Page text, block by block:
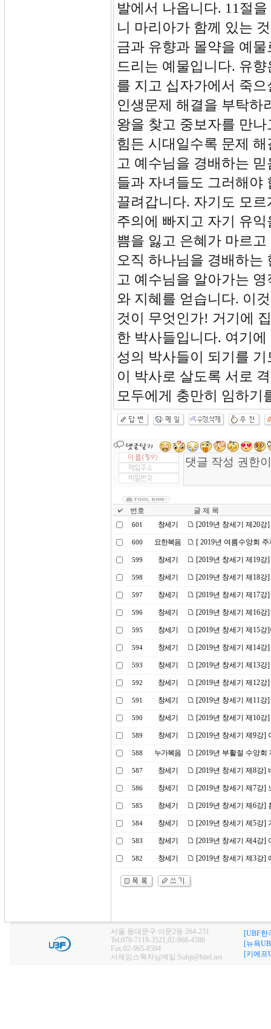
발에서 나옵니다. 11절
니 마리아가 함께 있는
금과 유향과 몰약을 예
드리는 예물입니다. 유
를 지고 십자가에서 죽
인생문제 해결을 부탁하
왕을 찾고 중보자를 만
힘든 시대일수록 문제
고 예수님을 경배하는
들과 자녀들도 그러해야
끌려갑니다. 자기도 모
주의에 빠지고 자기 유
쁨을 잃고 은혜가 마르
오직 하나님을 경배하는
고 예수님을 알아가는
와 지혜를 얻습니다. 이
것이 무엇인가! 거기에
한 박사들입니다. 여기
성의 박사들이 되기를
이 박사로 살도록 서로
모두에게 충만히 임하기
번호 글 제 목
601 창세기 [2019년 창세기 제20
600 요한복음 [ 2019년 여름수양회
599 창세기 [2019년 창세기 제19강
598 창세기 [2019년 창세기 제18
597 창세기 [2019년 창세기 제17
596 창세기 [2019년 창세기 제16강
595 창세기 [2019년 창세기 제15
594 창세기 [2019년 창세기 제14
593 창세기 [2019년 창세기 제13
592 창세기 [2019년 창세기 제12
591 창세기 [2019년 창세기 제11
590 창세기 [2019년 창세기 제10
589 창세기 [2019년 창세기 제9강]
588 누가복음 [2019년 부활절 수양
587 창세기 [2019년 창세기 제8강]
586 창세기 [2019년 창세기 제7강]
585 창세기 [2019년 창세기 제6강]
584 창세기 [2019년 창세기 제5강]
583 창세기 [2019년 창세기 제4강]
582 창세기 [2019년 창세기 제3강]
서울 동대문구 이문2동 264-231
Tel:070-7119-3521,02-968-4586
Fax:02-965-8594
서제임스목자님메일:Suhjt@hitel.net
[UBF한
[뉴욕
[키에프